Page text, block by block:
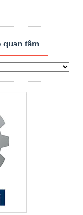
quan tâm